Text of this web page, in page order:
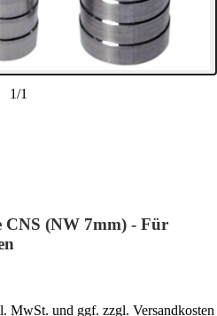
1/1
CNS (NW 7mm) - Für
und ggf. zzgl. Versandkosten